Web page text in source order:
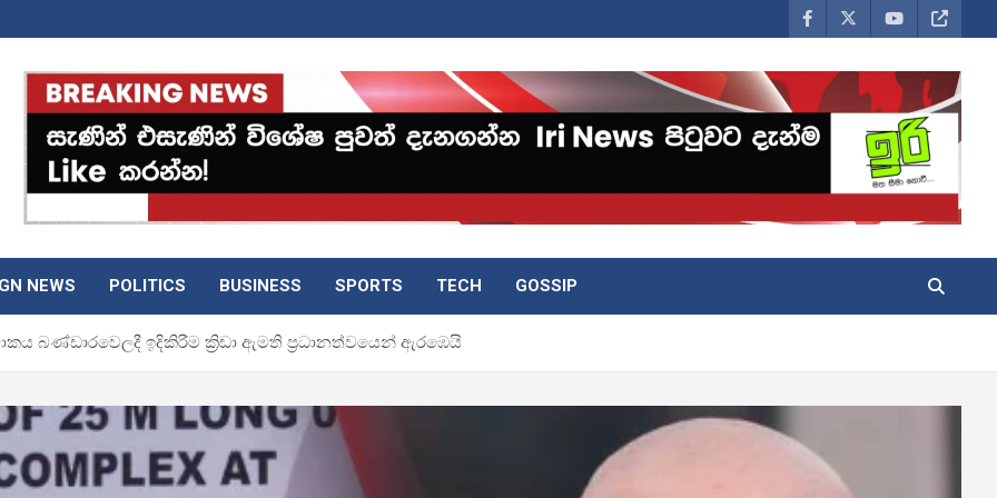
NEWS POLITICS BUSINESS SPORTS TECH GOSSIP
බණ්ඩාරවෙලදී ඉදිකිරීම ක්‍රිඩා ඇමති ප්‍රධානත්වයෙන් ඇරඹෙයි